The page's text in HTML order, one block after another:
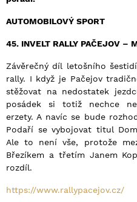
AUTOMOBILOVÝ SPORT
45. INVELT RALLY PAČEJOV –
Závěrečný díl letošního
rally. I když je Pačejov
stěžovat na nedostatek
posádek si totiž nechce
erzety. A navíc se bude
Podaří se vybojovat titul
Ale to není vše, protože
Březíkem a třetím Janem
rozdíl.
https://www.rallypacejov.cz/